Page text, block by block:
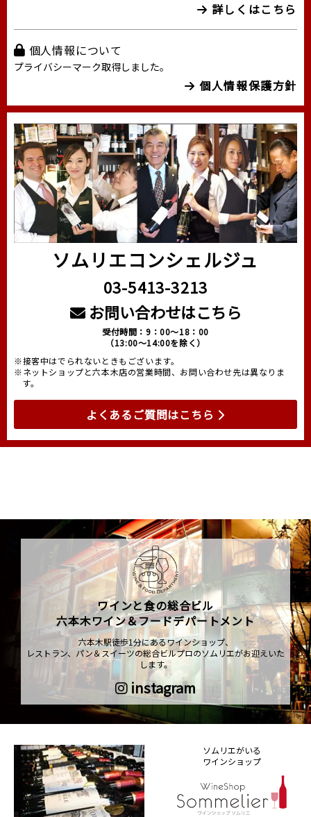
詳しくはこちら
個人情報について
プライバシーマーク取得しました。
個人情報保護方針
ソムリエコンシェルジュ
03-5413-3213
お問い合わせはこちら
受付時間：9：00～18：00
（13:00～14:00を除く）
※接客中はでられないときもございます。
※ネットショップと六本木店の営業時間、お問い合わせ先は異なりま
す。
よくあるご質問はこちら
ワインと食の総合ビル
六本木ワイン＆フードデパートメント
六本木駅徒歩1分にあるワインショップ、
レストラン、パン＆スイーツの総合ビルプロのソムリエがお迎えいた
します。
instagram
ソムリエがいる
ワインショップ